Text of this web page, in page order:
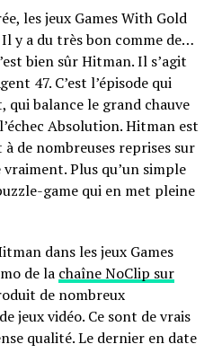
les jeux Games With Gold
y a du très bon comme de…
bien sûr Hitman. Il s’agit
47. C’est l’épisode qui
qui balance le grand chauve
Absolution. Hitman est
de nombreuses reprises sur
Plus qu’un simple
game qui en met pleine
dans les jeux Games
de la chaîne NoClip sur
de nombreux
jeux vidéo. Ce sont de vrais
qualité. Le dernier en date